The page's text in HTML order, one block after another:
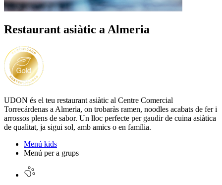
Restaurant asiàtic a Almeria
UDON és el teu restaurant asiàtic al Centre Comercial
Torrecárdenas a Almeria, on trobaràs ramen, noodles acabats de fer i
arrossos plens de sabor. Un lloc perfecte per gaudir de cuina asiàtica
de qualitat, ja sigui sol, amb amics o en família.
Menú kids
Menú per a grups